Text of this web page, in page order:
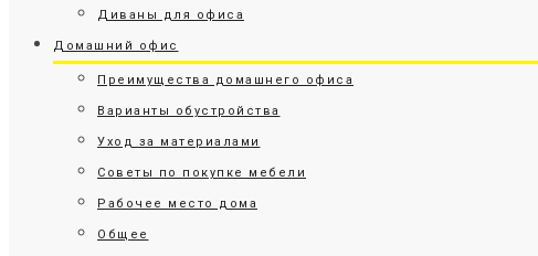
Диваны для офиса
Домашний офис
Преимущества домашнего офиса
Варианты обустройства
Уход за материалами
Советы по покупке мебели
Рабочее место дома
Общее